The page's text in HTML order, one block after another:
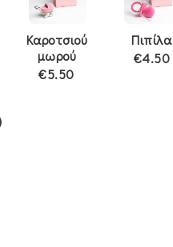
Καροτσιού
μωρού
€5.50
Πιπίλα
€4.50